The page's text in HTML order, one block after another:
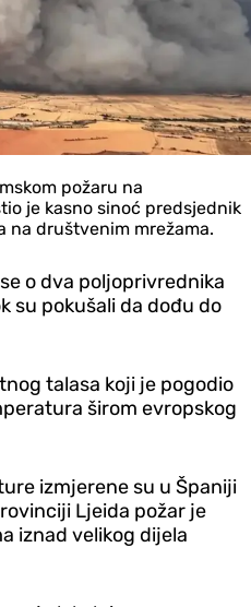
požaru na
je kasno sinoć predsjednik
na društvenim mrežama.
o dva poljoprivrednika
su pokušali da dođu do
talasa koji je pogodio
širom evropskog
izmjerene su u Španiji
Ljeida požar je
iznad velikog dijela